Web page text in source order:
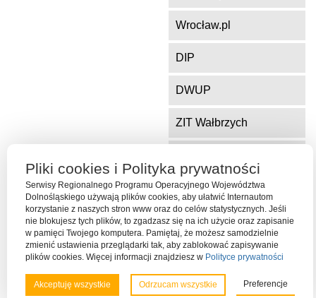
Wrocław.pl
DIP
DWUP
ZIT Wałbrzych
Serwis współfinansowany ze środków Funduszu Spójności Unii
Europejskiej w ramach Programu Operacyjnego Pomoc Techniczna
2014-2020
Pliki cookies i Polityka prywatności
Serwisy Regionalnego Programu Operacyjnego Województwa
Dolnośląskiego używają plików cookies, aby ułatwić Internautom
korzystanie z naszych stron www oraz do celów statystycznych. Jeśli
nie blokujesz tych plików, to zgadzasz się na ich użycie oraz zapisanie
w pamięci Twojego komputera. Pamiętaj, że możesz samodzielnie
zmienić ustawienia przeglądarki tak, aby zablokować zapisywanie
plików cookies. Więcej informacji znajdziesz w Polityce prywatności
Akceptuję wszystkie Odrzucam wszystkie Preferencje